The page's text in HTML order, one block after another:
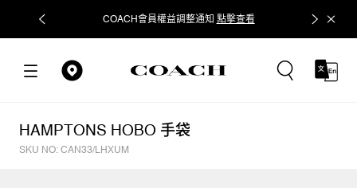
COACH會員權益調整通知 點擊查看 立即追蹤
HAMPTONS HOBO 手袋
SKU NO: CAN33/LHXUM